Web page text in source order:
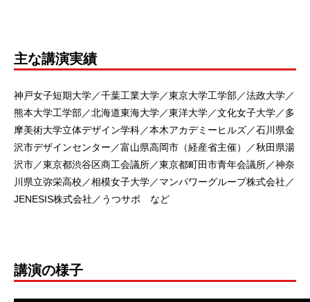
主な講演実績
神戸女子短期大学／千葉工業大学／東京大学工学部／法政大学／
熊本大学工学部／北海道東海大学／東洋大学／文化女子大学／多
摩美術大学立体デザイン学科／本木アカデミーヒルズ／石川県金
沢市デザインセンター／富山県高岡市（経産省主催）／秋田県湯
沢市／東京都渋谷区商工会議所／東京都町田市青年会議所／神奈
川県立弥栄高校／相模女子大学／マンパワーグループ株式会社／
JENESIS株式会社／うつサポ など
講演の様子